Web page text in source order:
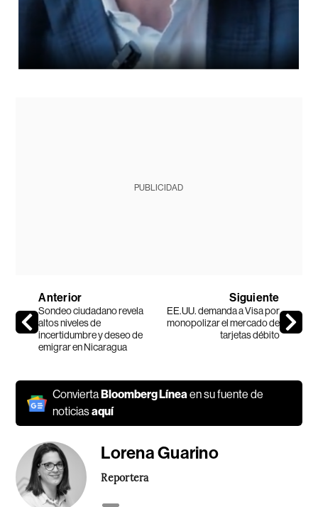
PUBLICIDAD
Anterior
Sondeo ciudadano revela
altos niveles de
incertidumbre y deseo de
emigrar en Nicaragua
Siguiente
EE.UU. demanda a Visa por
monopolizar el mercado de
tarjetas débito
ConviertaBloomberg Líneaen su fuente de
noticiasaquí
Lorena Guarino
Reportera